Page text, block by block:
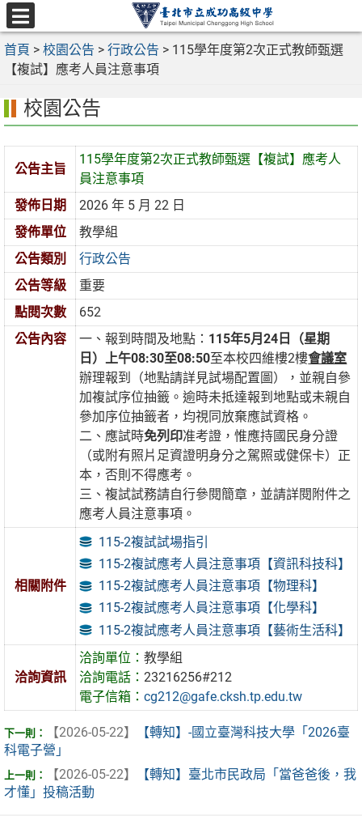
跳
至
主
區
選
單
首頁 > 校園公告 > 行政公告 > 115學年度第2次正式教師甄選
【複試】應考人員注意事項
校園公告
公告主旨
115學年度第2次正式教師甄選【複試】應考人
員注意事項
發佈日期
2026 年 5 月 22 日
發佈單位
教學組
公告類別
行政公告
公告等級
重要
點閱次數
652
公告內容
一、報到時間及地點： 115年5月24日（星期
日）上午08:30至08:50至本校四維樓2樓會議室
辦理報到（地點請詳見試場配置圖），並親自參
加複試序位抽籤。逾時未抵達報到地點或未親自
參加序位抽籤者，均視同放棄應試資格。
二、應試時免列印准考證，惟應持國民身分證
（或附有照片足資證明身分之駕照或健保卡）正
本，否則不得應考。
三、複試試務請自行參閱簡章，並請詳閱附件之
應考人員注意事項。
相關附件
115-2複試試場指引
115-2複試應考人員注意事項【資訊科技科】
115-2複試應考人員注意事項【物理科】
115-2複試應考人員注意事項【化學科】
115-2複試應考人員注意事項【藝術生活科】
洽詢資訊
洽詢單位：教學組
洽詢電話：23216256#212
電子信箱：cg212@gafe.cksh.tp.edu.tw
【2026-05-22】
【轉知】-國立臺灣科技大學「2026臺
科電子營」
【2026-05-22】
【轉知】臺北市民政局「當爸爸後，我
才懂」投稿活動